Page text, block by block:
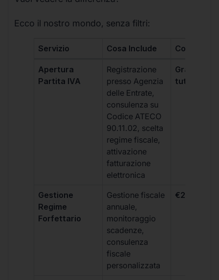
Ecco il nostro mondo, senza filtri:
Servizio Cosa Include Costo
Apertura
Partita IVA
Registrazione
presso Agenzia
delle Entrate,
consulenza su
Codice ATECO
90.11.02, scelta
regime fiscale,
attivazione
fatturazione
elettronica
Gratis,
tutti i piani
Gestione
Regime
Forfettario
Gestione fiscale
annuale,
monitoraggio
scadenze,
consulenza
fiscale
personalizzata
€264 +